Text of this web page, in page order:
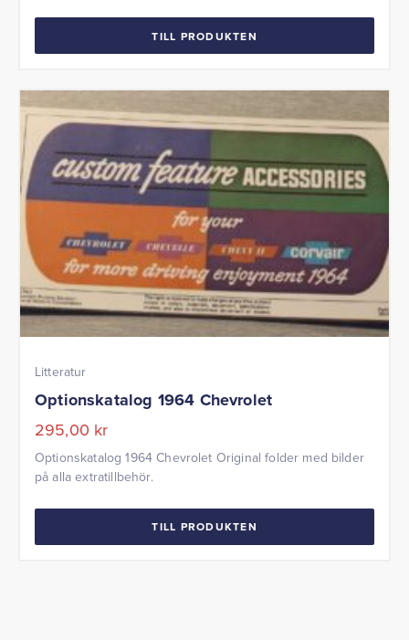
TILL PRODUKTEN
Litteratur
Optionskatalog 1964 Chevrolet
295,00 kr
Optionskatalog 1964 Chevrolet Original folder med bilder
på alla extratillbehör.
TILL PRODUKTEN